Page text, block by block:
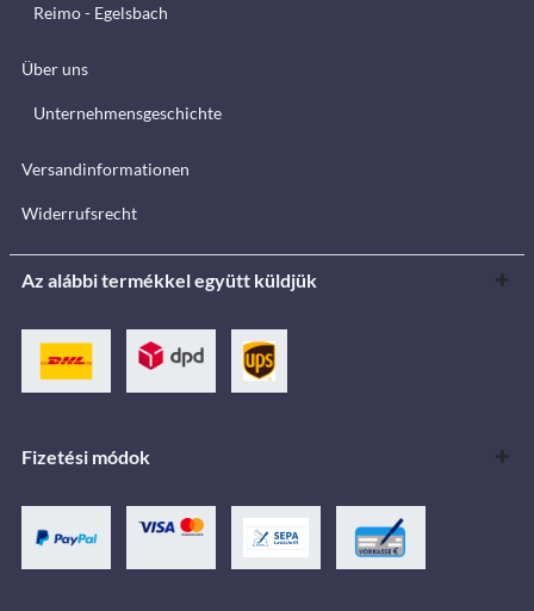
Reimo - Egelsbach
Über uns
Unternehmensgeschichte
Versandinformationen
Widerrufsrecht
Az alábbi termékkel együtt küldjük
Fizetési módok